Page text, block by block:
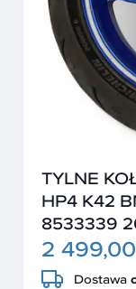
TYLNE
HP4 K42
8533339
2
Dostawa